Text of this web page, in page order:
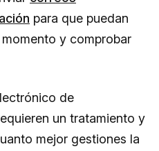
para que puedan
y comprobar
de
un tratamiento y
mejor gestiones la